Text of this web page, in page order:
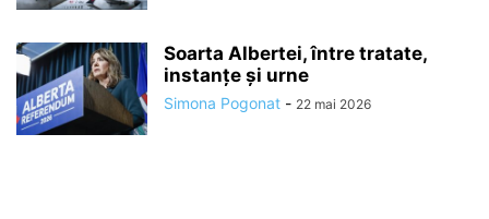
Soarta Albertei, între tratate,
instanțe și urne
Simona Pogonat - 22 mai 2026